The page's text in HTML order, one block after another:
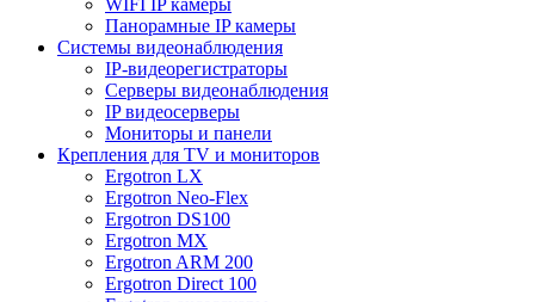
WIFI IP камеры
Панорамные IP камеры
Системы видеонаблюдения
IP-видеорегистраторы
Серверы видеонаблюдения
IP видеосерверы
Мониторы и панели
Крепления для TV и мониторов
Ergotron LX
Ergotron Neo-Flex
Ergotron DS100
Ergotron MX
Ergotron ARM 200
Ergotron Direct 100